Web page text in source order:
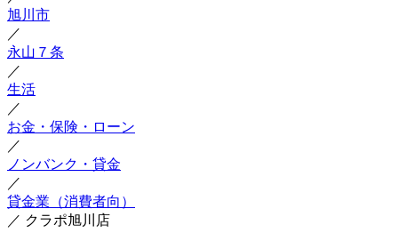
旭川市
／
永山７条
／
生活
／
お金・保険・ローン
／
ノンバンク・貸金
／
貸金業（消費者向）
／ クラポ旭川店